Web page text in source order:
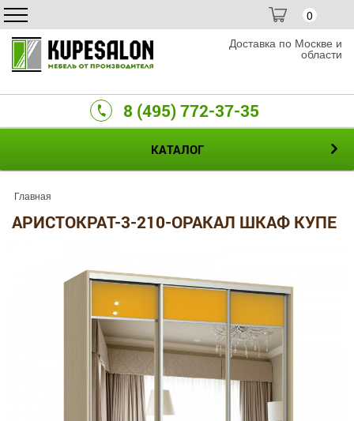
0
Доставка по Москве и
области
8 (495) 772-37-35
КАТАЛОГ
Главная
АРИСТОКРАТ-3-210-ОРАКАЛ ШКАФ КУПЕ